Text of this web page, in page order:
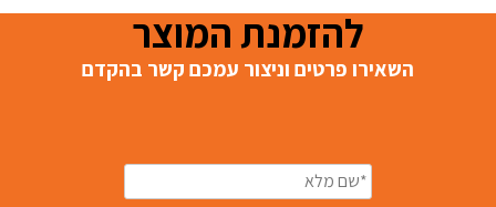
להזמנת המוצר
השאירו פרטים וניצור עמכם קשר בהקדם